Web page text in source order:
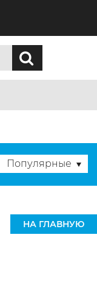
Популярные
НА ГЛАВНУЮ